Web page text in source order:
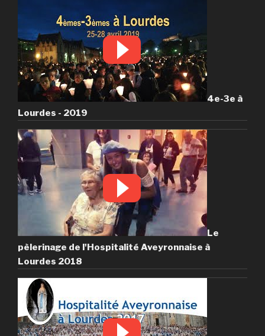
4e-3e à
Lourdes - 2019
Le
pèlerinage de l'Hospitalité Aveyronnaise à
Lourdes 2018